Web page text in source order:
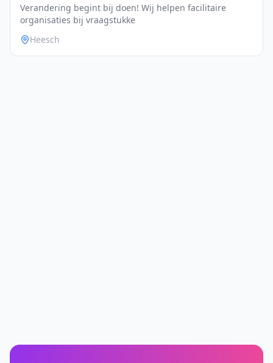
Verandering begint bij doen! Wij helpen facilitaire
organisaties bij vraagstukke
Heesch